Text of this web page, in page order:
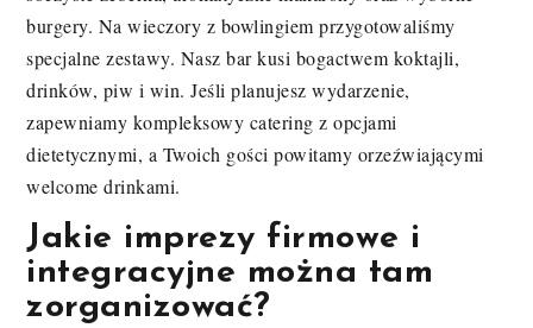
burgery. Na wieczory z bowlingiem przygotowaliśmy
specjalne zestawy. Nasz bar kusi bogactwem koktajli,
drinków, piw i win. Jeśli planujesz wydarzenie,
zapewniamy kompleksowy catering z opcjami
dietetycznymi, a Twoich gości powitamy orzeźwiającymi
welcome drinkami.
Jakie imprezy firmowe i
integracyjne można tam
zorganizować?